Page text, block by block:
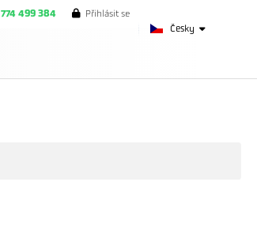
Česky
774 499 384 Přihlásit se